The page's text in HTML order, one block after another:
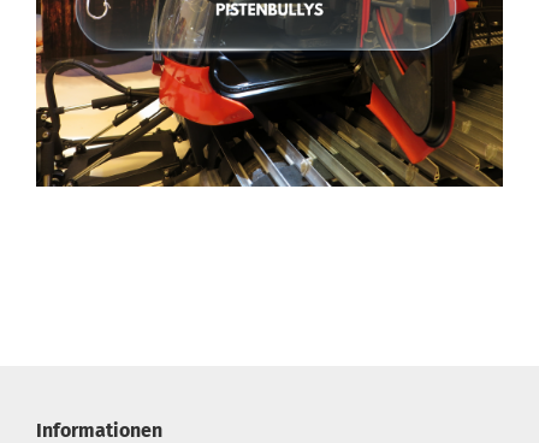
Informationen